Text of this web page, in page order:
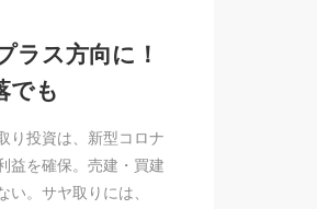
ラス方向に！
でも
り投資は、新型コロナ
益を確保。売建・買建
。サヤ取りには、